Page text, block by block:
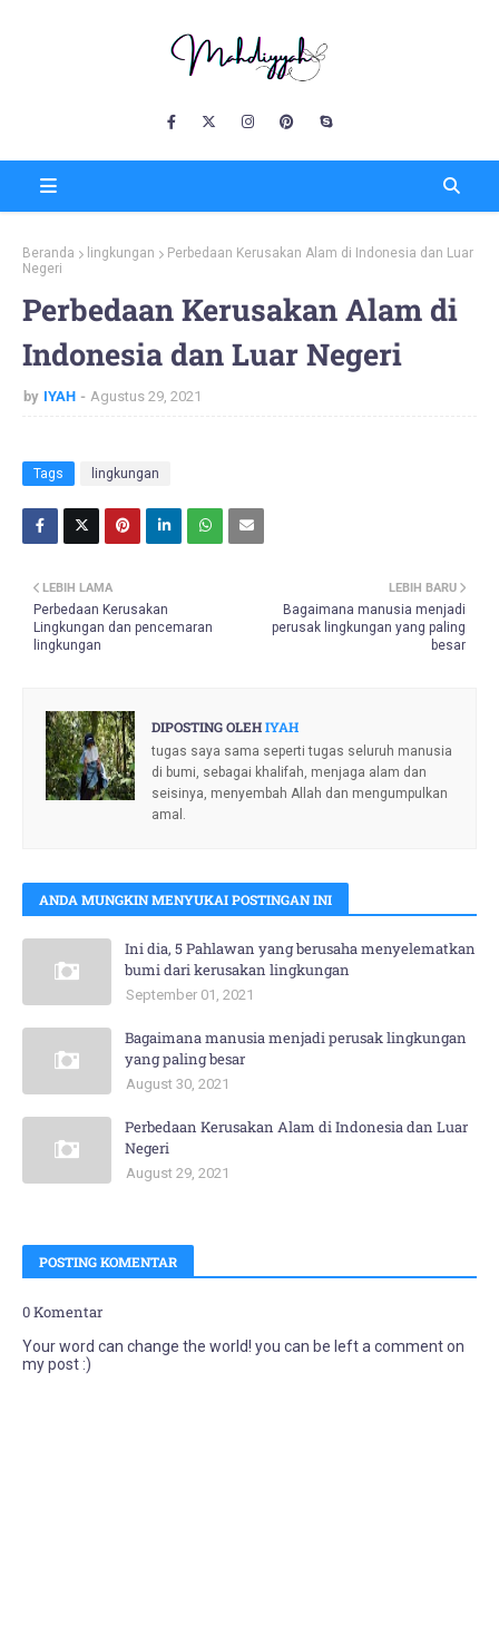
Beranda lingkungan
Perbedaan Kerusakan Alam di Indonesia dan Luar
Negeri
Perbedaan Kerusakan Alam di
Indonesia dan Luar Negeri
by IYAH Agustus 29, 2021
Tags lingkungan
LEBIH BARU
Bagaimana manusia menjadi
perusak lingkungan yang paling
besar
LEBIH LAMA
Perbedaan Kerusakan
Lingkungan dan pencemaran
lingkungan
DIPOSTING OLEHIYAH
tugas saya sama seperti tugas seluruh manusia
di bumi, sebagai khalifah, menjaga alam dan
seisinya, menyembah Allah dan mengumpulkan
amal.
ANDA MUNGKIN MENYUKAI POSTINGAN INI
Ini dia, 5 Pahlawan yang berusaha menyelematkan
bumi dari kerusakan lingkungan
September 01, 2021
Bagaimana manusia menjadi perusak lingkungan
yang paling besar
August 30, 2021
Perbedaan Kerusakan Alam di Indonesia dan Luar
Negeri
August 29, 2021
POSTING KOMENTAR
0 Komentar
Your word can change the world! you can be left a comment on
my post :)